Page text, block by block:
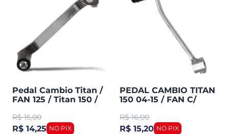
Pedal Cambio Titan /
FAN 125 / Titan 150 /
Cromado (TORK)
R$ 15,00
R$ 14,25
PEDAL CAMBIO TITAN
150 04-15 / FAN C/
SMARTFOX
R$ 16,00
R$ 15,20